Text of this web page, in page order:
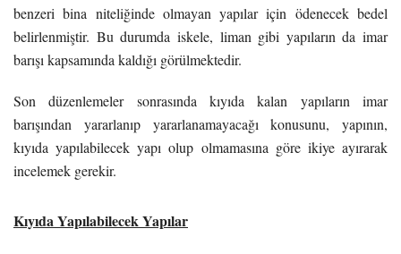
benzeri bina niteliğinde olmayan yapılar için ödenecek bedel
belirlenmiştir. Bu durumda iskele, liman gibi yapıların da imar
barışı kapsamında kaldığı görülmektedir.
Son düzenlemeler sonrasında kıyıda kalan yapıların imar
barışından yararlanıp yararlanamayacağı konusunu, yapının,
kıyıda yapılabilecek yapı olup olmamasına göre ikiye ayırarak
incelemek gerekir.
Kıyıda Yapılabilecek Yapılar